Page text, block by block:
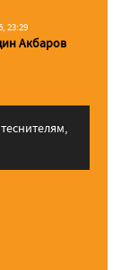
23:29
Акбаров